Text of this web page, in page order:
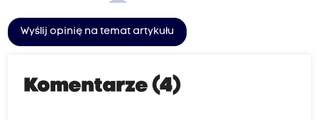
Wyślij opinię na temat artykułu
Komentarze (4)